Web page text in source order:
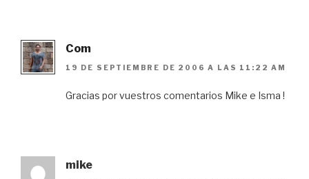
Com
19 DE SEPTIEMBRE DE 2006 A LAS 11:22 AM
Gracias por vuestros comentarios Mike e Isma !
mike